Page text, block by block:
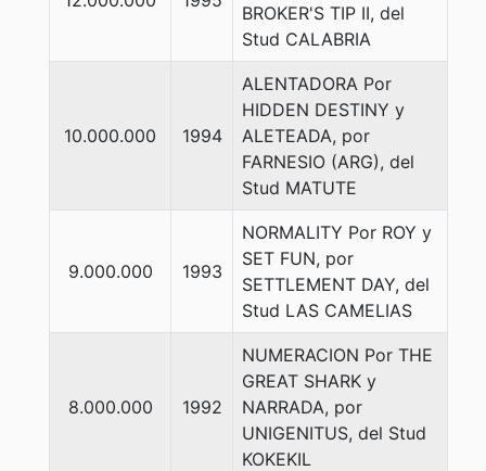
BROKER'S TIP II, del
Stud CALABRIA
10.000.000 1994
ALENTADORA Por
HIDDEN DESTINY y
ALETEADA, por
FARNESIO (ARG), del
Stud MATUTE
9.000.000 1993
NORMALITY Por ROY y
SET FUN, por
SETTLEMENT DAY, del
Stud LAS CAMELIAS
8.000.000 1992
NUMERACION Por THE
GREAT SHARK y
NARRADA, por
UNIGENITUS, del Stud
KOKEKIL